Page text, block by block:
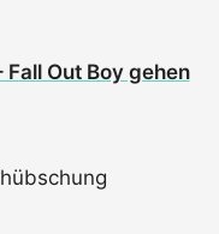
Out Boy gehen